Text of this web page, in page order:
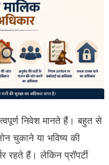
निवेश मानते हैं। बहुत से
चुकाने या भविष्य की
रहते हैं। लेकिन प्रॉपर्टी